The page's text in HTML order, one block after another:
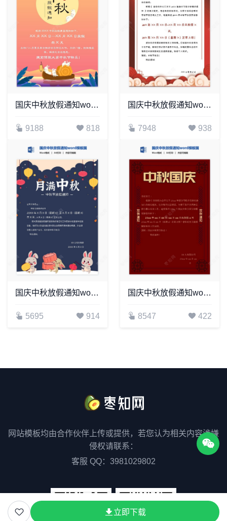
立即下载
国庆中秋放假通知word模板国庆放假安排(12)
9188 818
国庆中秋放假通知word模板国庆放假安排(18)
7948 938
国庆中秋放假通知word模板国庆放假安排(14)
5695 914
国庆中秋放假通知word模板国庆放假安排(2)
8547 422
网站模板均由合作伙伴上传或提供，若您认为相关内容涉嫌
侵权请联系：
客服 QQ：3981029802